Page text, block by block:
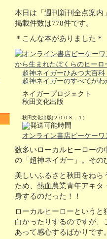
本日は「週刊新刊全点案内
掲載件数は778件です。
＊こんな本がありました＊
超神ネイガーひみつ大百
超神ネイガーのすべてがわ
ネイガープロジェクト
秋田文化出版
秋田文化出版(２００８．１)
オンライン書店ビーケー
数多いローカルヒーローの
の「超神ネイガー」。その
美しいふるさと秋田をね
ため、熱血農業青年アキ
身するのだった！！
ローカルヒーローという
白かったりするのですが
あって感心するばかりです